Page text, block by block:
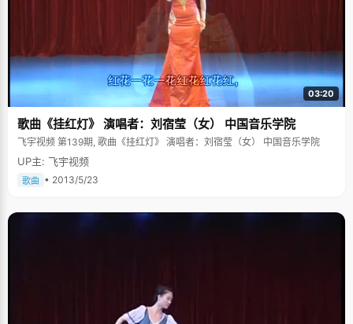
03:20
歌曲《挂红灯》 演唱者：刘宿莹（女） 中国音乐学院
飞宇视频 第139期, 歌曲《挂红灯》 演唱者：刘宿莹（女） 中国音乐学院
UP主: 飞宇视频
歌曲 • 2013/5/23